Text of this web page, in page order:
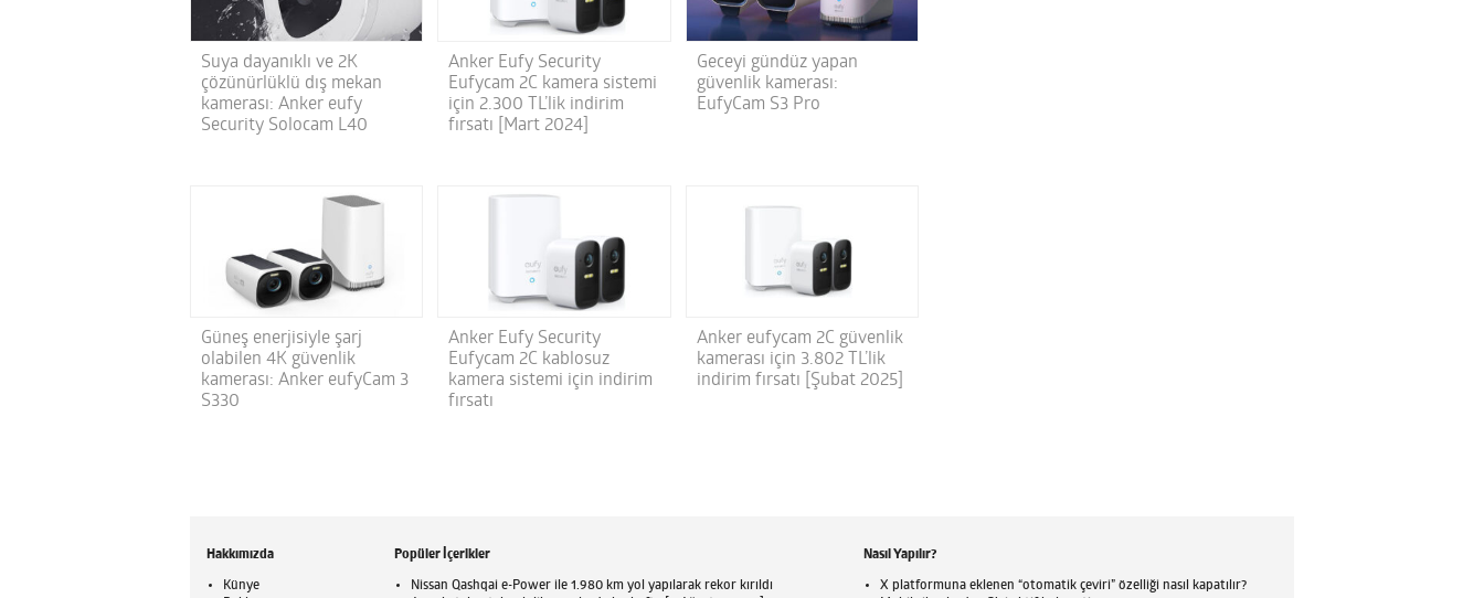
Suya dayanıklı ve 2K
çözünürlüklü dış mekan
kamerası: Anker eufy
Security Solocam L40
Anker Eufy Security
Eufycam 2C kamera sistemi
için 2.300 TL’lik indirim
fırsatı [Mart 2024]
Geceyi gündüz yapan
güvenlik kamerası:
EufyCam S3 Pro
Güneş enerjisiyle şarj
olabilen 4K güvenlik
kamerası: Anker eufyCam 3
S330
Anker Eufy Security
Eufycam 2C kablosuz
kamera sistemi için indirim
fırsatı
Anker eufycam 2C güvenlik
kamerası için 3.802 TL’lik
indirim fırsatı [Şubat 2025]
Hakkımızda
Künye
Popüler İçerikler
Nissan Qashqai e-Power ile 1.980 km yol yapılarak rekor kırıldı
Nasıl Yapılır?
X platformuna eklenen “otomatik çeviri” özelliği nasıl kapatılır?